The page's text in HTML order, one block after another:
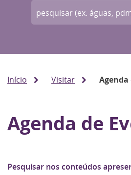
Início Visitar Agenda
Agenda de
Pesquisar nos conteúdos